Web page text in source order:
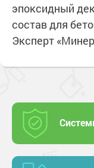
эпоксидный
состав для
Эксперт